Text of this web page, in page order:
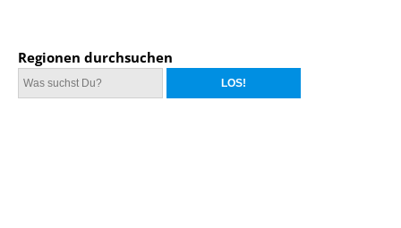
Regionen durchsuchen